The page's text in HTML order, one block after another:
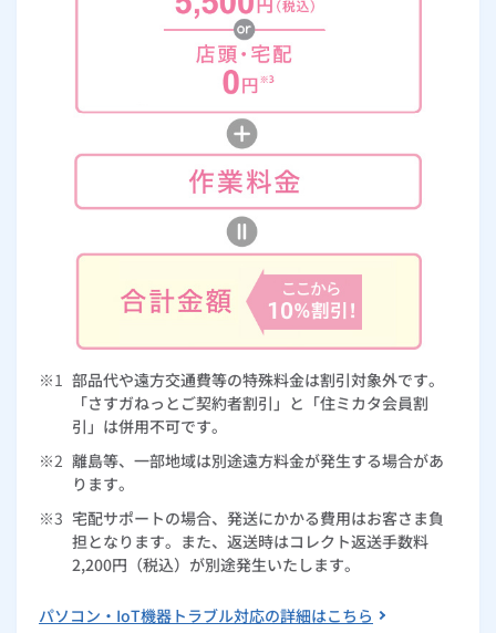
※1 部品代や遠方交通費等の特殊料金は割引対象外です。
「さすガねっとご契約者割引」と「住ミカタ会員割
引」は併用不可です。
※2 離島等、一部地域は別途遠方料金が発生する場合があ
ります。
※3 宅配サポートの場合、発送にかかる費用はお客さま負
担となります。また、返送時はコレクト返送手数料
2,200円（税込）が別途発生いたします。
パソコン・IoT機器トラブル対応の詳細はこちら